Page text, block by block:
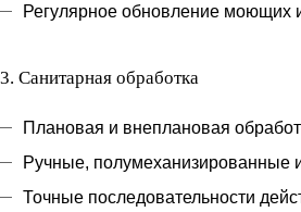
Регулярное обновление моющих
3. Санитарная обработка
Плановая и внеплановая
Ручные, полумеханизированные
Точные последовательности